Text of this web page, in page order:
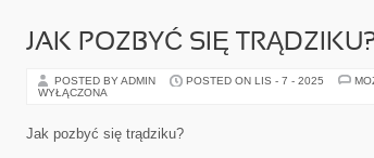
JAK POZBYĆ SIĘ
POSTED BY ADMIN POSTED ON LIS - 7 - 2025
WYŁĄCZONA
Jak pozbyć się trądziku?